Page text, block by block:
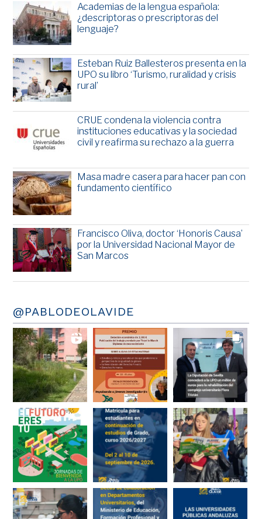
Academias de la lengua española:
¿descriptoras o prescriptoras del
lenguaje?
Esteban Ruiz Ballesteros presenta en la
UPO su libro ‘Turismo, ruralidad y crisis
rural’
CRUE condena la violencia contra
instituciones educativas y la sociedad
civil y reafirma su rechazo a la guerra
Masa madre casera para hacer pan con
fundamento científico
Francisco Oliva, doctor ‘Honoris Causa’
por la Universidad Nacional Mayor de
San Marcos
@PABLODEOLAVIDE